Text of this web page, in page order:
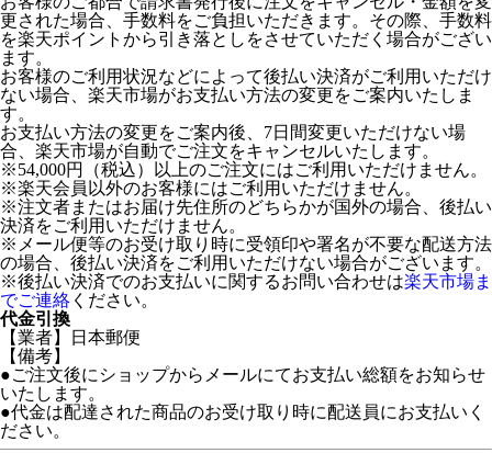
更された場合、手数料をご負担いただきます。その際、手数料
を楽天ポイントから引き落としをさせていただく場合がござい
ます。
お客様のご利用状況などによって後払い決済がご利用いただけ
ない場合、楽天市場がお支払い方法の変更をご案内いたしま
す。
お支払い方法の変更をご案内後、7日間変更いただけない場
合、楽天市場が自動でご注文をキャンセルいたします。
※54,000円（税込）以上のご注文にはご利用いただけません。
※楽天会員以外のお客様にはご利用いただけません。
※注文者またはお届け先住所のどちらかが国外の場合、後払い
決済をご利用いただけません。
※メール便等のお受け取り時に受領印や署名が不要な配送方法
の場合、後払い決済をご利用いただけない場合がございます。
※後払い決済でのお支払いに関するお問い合わせは楽天市場ま
でご連絡 ください。
代金引換
【業者】日本郵便
【備考】
●ご注文後にショップからメールにてお支払い総額をお知らせ
いたします。
●代金は配達された商品のお受け取り時に配送員にお支払いく
ださい。